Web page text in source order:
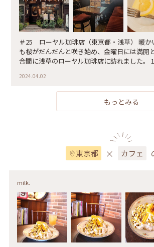
＃25 ローヤル珈琲店（東京都・浅草） 暖かい日が続いたので、浅草
も桜がだんだんと咲き始め、金曜日には満開とな
合間に浅草のローヤル珈琲店に訪れました。
です。 数年前に初めて訪れた際に、レトロで
れ以来ちょこちょこと足を運んでいます。 さ
ベロアのソファがとても可愛い☻ 今回はお昼
スサンドとチーズケーキをいただきました。素朴な
ちらの珈琲店はビル工事のため6月頃からしば
2024.04.02
もっとみる
東京都 × カフェ
milk.